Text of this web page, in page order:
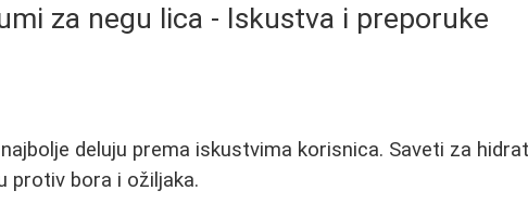
za negu lica - Iskustva i preporuke
deluju prema iskustvima korisnica. Saveti za
protiv bora i ožiljaka.